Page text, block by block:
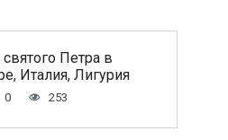
Петра в
Италия, Лигурия
0 253